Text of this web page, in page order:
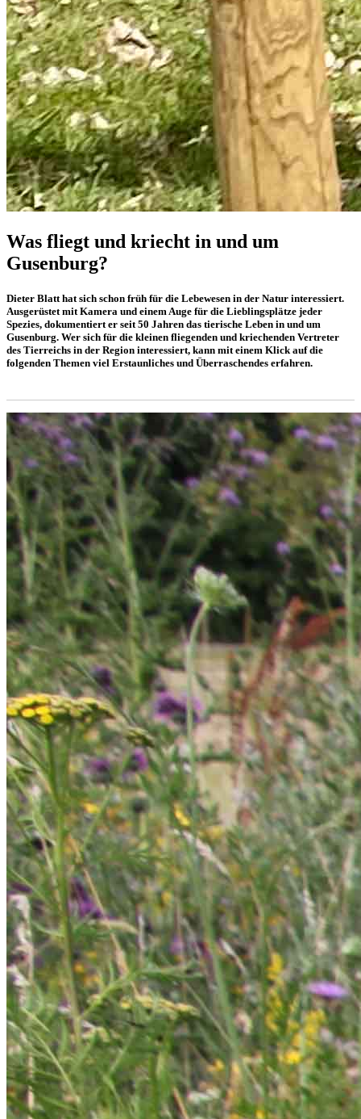
Was fliegt und kriecht in und um
Gusenburg?
Dieter Blatt hat sich schon früh für die Lebewesen in der Natur interessiert.
Ausgerüstet mit Kamera und einem Auge für die Lieblingsplätze jeder
Spezies, dokumentiert er seit 50 Jahren das tierische Leben in und um
Gusenburg. Wer sich für die kleinen fliegenden und kriechenden Vertreter
des Tierreichs in der Region interessiert, kann mit einem Klick auf die
folgenden Themen viel Erstaunliches und Überraschendes erfahren.